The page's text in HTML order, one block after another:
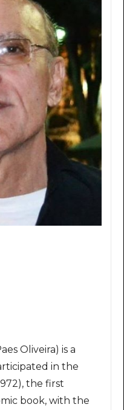
Oliveira) is a
in the
the first
book, with the